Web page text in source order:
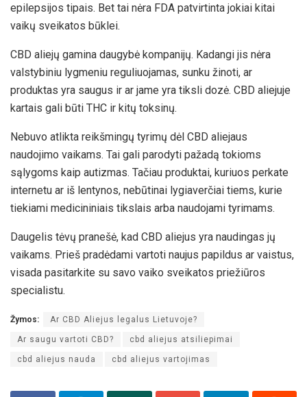
epilepsijos tipais. Bet tai nėra FDA patvirtinta jokiai kitai
vaikų sveikatos būklei.
CBD aliejų gamina daugybė kompanijų. Kadangi jis nėra
valstybiniu lygmeniu reguliuojamas, sunku žinoti, ar
produktas yra saugus ir ar jame yra tiksli dozė. CBD aliejuje
kartais gali būti THC ir kitų toksinų.
Nebuvo atlikta reikšmingų tyrimų dėl CBD aliejaus
naudojimo vaikams. Tai gali parodyti pažadą tokioms
sąlygoms kaip autizmas. Tačiau produktai, kuriuos perkate
internetu ar iš lentynos, nebūtinai lygiaverčiai tiems, kurie
tiekiami medicininiais tikslais arba naudojami tyrimams.
Daugelis tėvų pranešė, kad CBD aliejus yra naudingas jų
vaikams. Prieš pradėdami vartoti naujus papildus ar vaistus,
visada pasitarkite su savo vaiko sveikatos priežiūros
specialistu.
Žymos: Ar CBD Aliejus legalus Lietuvoje?
Ar saugu vartoti CBD? cbd aliejus atsiliepimai
cbd aliejus nauda cbd aliejus vartojimas